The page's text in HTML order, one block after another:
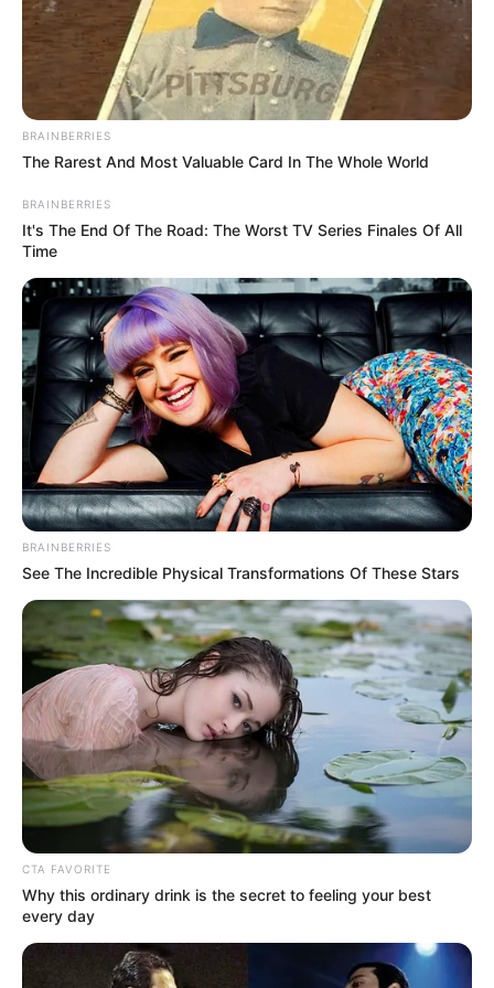
(foto: instagram/wulanguritno)
Biodata & Profil
Nama Lengkap: Wulan Lorraine Guritno
Nama Panggung: Wulan Guritno
Nama Panggilan: Wulan
Tempat, Tanggal Lahir: London, 12 April 1981
Kewarganegaraan: Indonesia
BRAINBERRIES
The Rarest And Most Valuable Card In The Whole World
BRAINBERRIES
It's The End Of The Road: The Worst TV Series Finales Of All
Time
BRAINBERRIES
See The Incredible Physical Transformations Of These Stars
CTA FAVORITE
Why this ordinary drink is the secret to feeling your best
every day